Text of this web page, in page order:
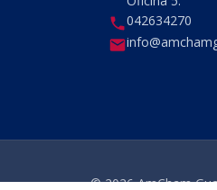
042634270
© 2026 AmCham